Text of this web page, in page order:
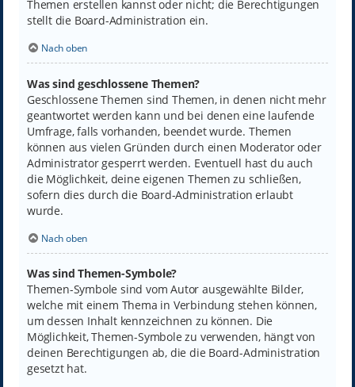
Themen erstellen kannst oder nicht; die Berechtigungen
stellt die Board-Administration ein.
Nach oben
Was sind geschlossene Themen?
Geschlossene Themen sind Themen, in denen nicht mehr
geantwortet werden kann und bei denen eine laufende
Umfrage, falls vorhanden, beendet wurde. Themen
können aus vielen Gründen durch einen Moderator oder
Administrator gesperrt werden. Eventuell hast du auch
die Möglichkeit, deine eigenen Themen zu schließen,
sofern dies durch die Board-Administration erlaubt
wurde.
Nach oben
Was sind Themen-Symbole?
Themen-Symbole sind vom Autor ausgewählte Bilder,
welche mit einem Thema in Verbindung stehen können,
um dessen Inhalt kennzeichnen zu können. Die
Möglichkeit, Themen-Symbole zu verwenden, hängt von
deinen Berechtigungen ab, die die Board-Administration
gesetzt hat.